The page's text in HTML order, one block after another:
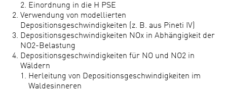
Einordnung in die H PSE
Verwendung von modellierten
Depositionsgeschwindigkeiten (z. B. aus Pineti IV)
Depositionsgeschwindigkeiten NOx in Abhängigkeit der
NO2-Belastung
Depositionsgeschwindigkeiten für NO und NO2 in
Wäldern
Herleitung von Depositionsgeschwindigkeiten im
Waldesinneren